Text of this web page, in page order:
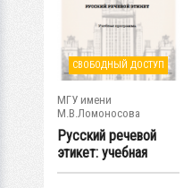
СВОБОДНЫЙ ДОСТУП
МГУ имени
М.В.Ломоносова
Русский речевой
этикет: учебная
программа